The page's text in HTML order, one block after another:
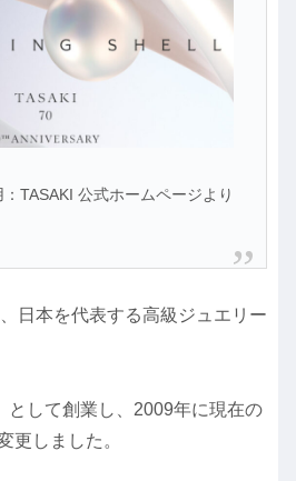
：TASAKI 公式ホームページより
日本を代表する高級ジュエリー
として創業し、2009年に現在の
更しました。